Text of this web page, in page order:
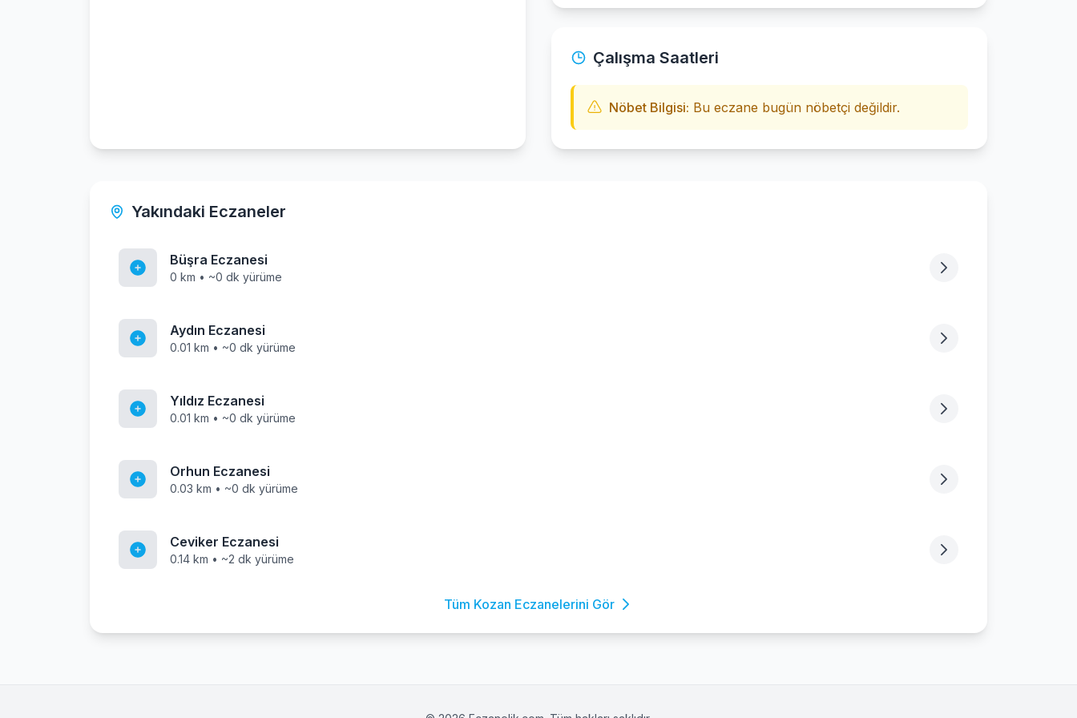
Çalışma Saatleri
Nöbet Bilgisi: Bu eczane bugün nöbetçi değildir.
Yakındaki Eczaneler
Büşra Eczanesi
0 km • ~0 dk yürüme
Aydın Eczanesi
0.01 km • ~0 dk yürüme
Yıldız Eczanesi
0.01 km • ~0 dk yürüme
Orhun Eczanesi
0.03 km • ~0 dk yürüme
Ceviker Eczanesi
0.14 km • ~2 dk yürüme
Tüm Kozan Eczanelerini Gör